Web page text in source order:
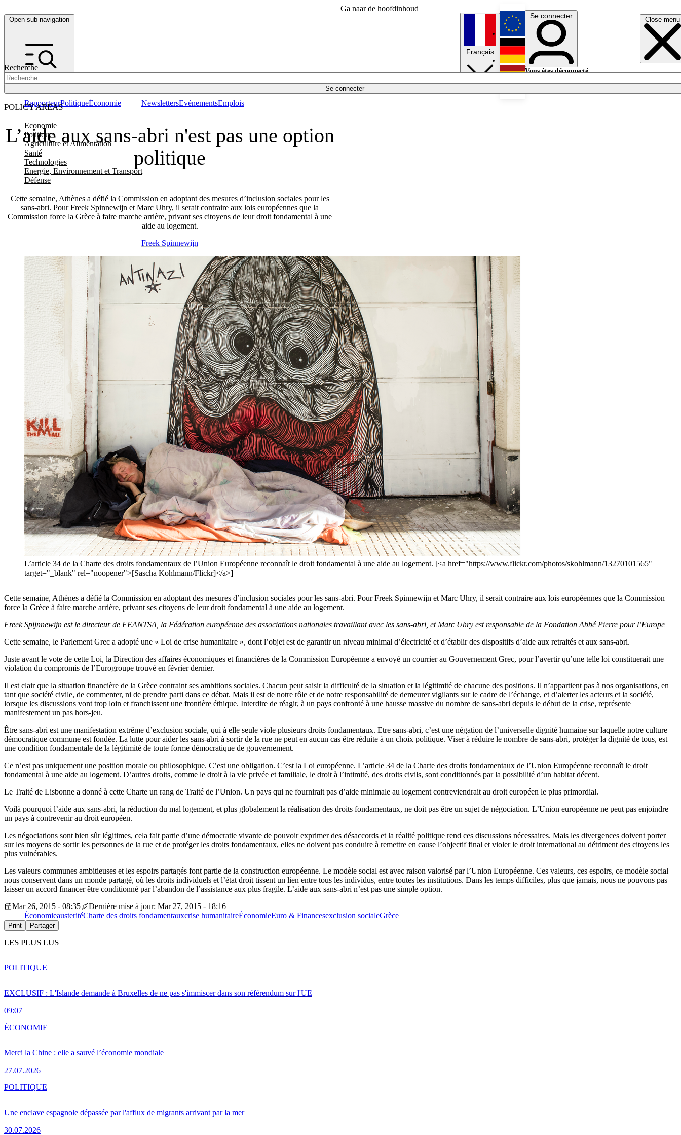
Ga naar de hoofdinhoud
Open sub navigation Close menu
Recherche
Se connecter
POLICY AREAS
Economie
Politique
Agriculture et Alimentation
Santé
Technologies
Energie, Environnement et Transport
Défense
RapporteurPolitiqueÉconomie NewslettersEvénementsEmplois
Français
English
Deutsch
Se connecter
Vous êtes déconnecté.
L’aide aux sans-abri n'est pas une option
politique
Cette semaine, Athènes a défié la Commission en adoptant des mesures d’inclusion sociales pour les
sans-abri. Pour Freek Spinnewijn et Marc Uhry, il serait contraire aux lois européennes que la
Commission force la Grèce à faire marche arrière, privant ses citoyens de leur droit fondamental à une
aide au logement.
Freek Spinnewijn
L’article 34 de la Charte des droits fondamentaux de l’Union Européenne reconnaît le droit fondamental à une aide au logement. [<a href="https://www.flickr.com/photos/skohlmann/13270101565"
target="_blank" rel="noopener">[Sascha Kohlmann/Flickr]</a>]
Cette semaine, Athènes a défié la Commission en adoptant des mesures d’inclusion sociales pour les sans-abri. Pour Freek Spinnewijn et Marc Uhry, il serait contraire aux lois européennes que la Commission
force la Grèce à faire marche arrière, privant ses citoyens de leur droit fondamental à une aide au logement.
Freek Spijnnewijn est le directeur de FEANTSA, la Fédération européenne des associations nationales travaillant avec les sans-abri, et Marc Uhry est responsable de la Fondation Abbé Pierre pour l’Europe
Cette semaine, le Parlement Grec a adopté une « Loi de crise humanitaire », dont l’objet est de garantir un niveau minimal d’électricité et d’établir des dispositifs d’aide aux retraités et aux sans-abri.
Juste avant le vote de cette Loi, la Direction des affaires économiques et financières de la Commission Européenne a envoyé un courrier au Gouvernement Grec, pour l’avertir qu’une telle loi constituerait une
violation du compromis de l’Eurogroupe trouvé en février dernier.
Il est clair que la situation financière de la Grèce contraint ses ambitions sociales. Chacun peut saisir la difficulté de la situation et la légitimité de chacune des positions. Il n’appartient pas à nos organisations, en
tant que société civile, de commenter, ni de prendre parti dans ce débat. Mais il est de notre rôle et de notre responsabilité de demeurer vigilants sur le cadre de l’échange, et d’alerter les acteurs et la société,
lorsque les discussions vont trop loin et franchissent une frontière éthique. Interdire de réagir, à un pays confronté à une hausse massive du nombre de sans-abri depuis le début de la crise, représente
manifestement un pas hors-jeu.
Être sans-abri est une manifestation extrême d’exclusion sociale, qui à elle seule viole plusieurs droits fondamentaux. Etre sans-abri, c’est une négation de l’universelle dignité humaine sur laquelle notre culture
démocratique commune est fondée. La lutte pour aider les sans-abri à sortir de la rue ne peut en aucun cas être réduite à un choix politique. Viser à réduire le nombre de sans-abri, protéger la dignité de tous, est
une condition fondamentale de la légitimité de toute forme démocratique de gouvernement.
Ce n’est pas uniquement une position morale ou philosophique. C’est une obligation. C’est la Loi européenne. L’article 34 de la Charte des droits fondamentaux de l’Union Européenne reconnaît le droit
fondamental à une aide au logement. D’autres droits, comme le droit à la vie privée et familiale, le droit à l’intimité, des droits civils, sont conditionnés par la possibilité d’un habitat décent.
Le Traité de Lisbonne a donné à cette Charte un rang de Traité de l’Union. Un pays qui ne fournirait pas d’aide minimale au logement contreviendrait au droit européen le plus primordial.
Voilà pourquoi l’aide aux sans-abri, la réduction du mal logement, et plus globalement la réalisation des droits fondamentaux, ne doit pas être un sujet de négociation. L’Union européenne ne peut pas enjoindre
un pays à contrevenir au droit européen.
Les négociations sont bien sûr légitimes, cela fait partie d’une démocratie vivante de pouvoir exprimer des désaccords et la réalité politique rend ces discussions nécessaires. Mais les divergences doivent porter
sur les moyens de sortir les personnes de la rue et de protéger les droits fondamentaux, elles ne doivent pas conduire à remettre en cause l’objectif final et violer le droit international au détriment des citoyens les
plus vulnérables.
Les valeurs communes ambitieuses et les espoirs partagés font partie de la construction européenne. Le modèle social est avec raison valorisé par l’Union Européenne. Ces valeurs, ces espoirs, ce modèle social
nous conservent dans un monde partagé, où les droits individuels et l’état droit tissent un lien entre tous les individus, entre toutes les institutions. Dans les temps difficiles, plus que jamais, nous ne pouvons pas
laisser un accord financer être conditionné par l’abandon de l’assistance aux plus fragile. L’aide aux sans-abri n’est pas une simple option.
Mar 26, 2015 - 08:35
Dernière mise à jour: Mar 27, 2015 - 18:16
ÉconomieausteritéCharte des droits fondamentauxcrise humanitaireÉconomieEuro & Financesexclusion socialeGrèce
Print Partager
LES PLUS LUS
EXCLUSIF : L'Islande demande à Bruxelles de ne pas s'immiscer dans son référendum sur l'UE
09:07
POLITIQUE
Merci la Chine : elle a sauvé l’économie mondiale
27.07.2026
ÉCONOMIE
Une enclave espagnole dépassée par l'afflux de migrants arrivant par la mer
30.07.2026
POLITIQUE